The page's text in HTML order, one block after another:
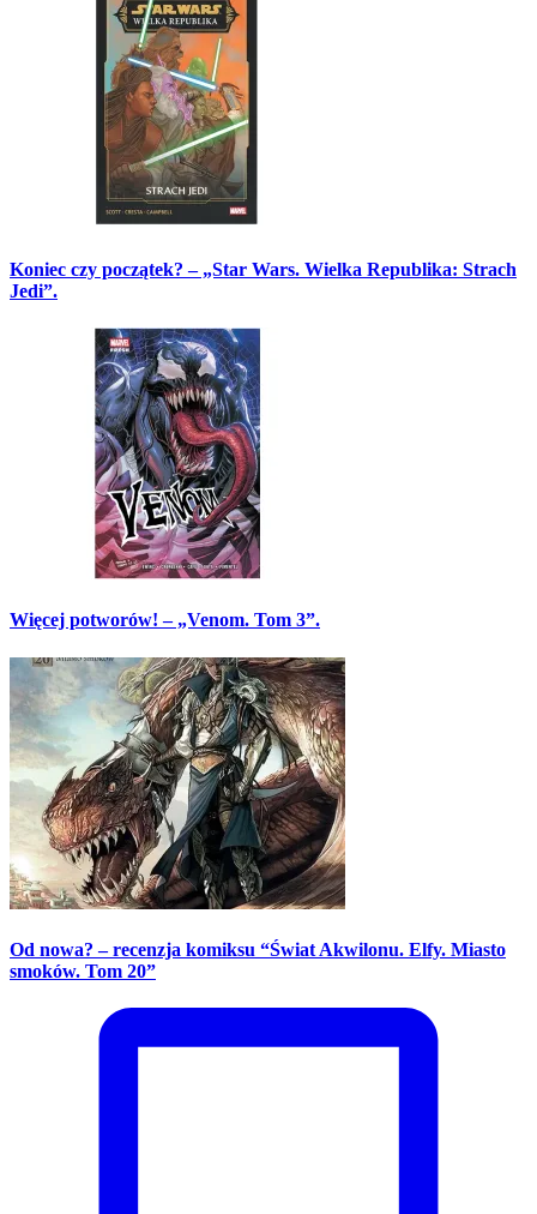
Koniec czy początek? – „Star Wars. Wielka Republika: Strach
Jedi”.
Więcej potworów! – „Venom. Tom 3”.
Od nowa? – recenzja komiksu “Świat Akwilonu. Elfy. Miasto
smoków. Tom 20”